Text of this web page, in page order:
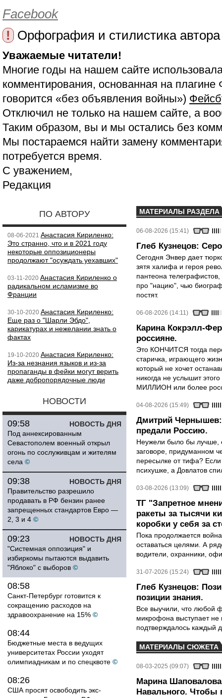
Facebook
!
Орфография и стилистика
Уважаемые читатели!
Многие годы на нашем сайте
комментирования, основанная на
говорится «без объявления войны»)
Отключил не только на нашем сайте, а
Таким образом, вы и мы остались без
Мы постараемся найти замену
потребуется время.
С уважением,
Редакция
ПО АВТОРУ
08-06-2021 Анастасия Кириленко:
Это странно, что и в 2021 году
некоторые оппозиционеры
продолжают "осуждать уехавших"
03-11-2020 Анастасия Кириленко о
радикальном исламизме во
Франции
30-10-2020 Анастасия Кириленко:
Еще раз о "Шарли Эбдо",
карикатурах и нежелании знать о
фактах
19-10-2020 Анастасия Кириленко:
Из-за незнания языков и из-за
пропаганды в фейки могут верить
даже добропорядочные люди
НОВОСТИ
НОВОСТЬ ДНЯ
09:58
Под аннексированным
Севастополем военный открыл
огонь по сослуживцам и жителям
села ©
НОВОСТЬ ДНЯ
09:38
Правительство разрешило
продавать в РФ бензин ранее
запрещенных стандартов Евро —
2, 3 и 4 ©
НОВОСТЬ ДНЯ
09:23
"Системная оппозиция" и
избиркомы пытаются выдавить
"Яблоко" с выборов ©
08:58
Санкт-Петербург готовится к
сокращению расходов на
здравоохранение на 15% ©
08:44
Бюджетные места в ведущих
университетах России уходят
олимпиадникам и по спецквоте ©
08:26
США просят освободить экс-
МАТЕРИАЛЫ РАЗДЕЛА
06-08-2026 (15:41)
Глеб Кузнецов:
Сегодня Энвер дает
зятя халифа и героя
пантеона
про "нацию", чью
постят.
06-08-2026 (14:11)
Карина Кокрэлл-
россияне.
Это КОНЧИТСЯ тогда
старичка, играющего
который не хочет
никогда не услышит
МИЛЛИОН или более
04-08-2026 (15:49)
Дмитрий Чернышев:
предали Россию.
Неужели было бы лучше,
заговоре, придуманном
пересылке от тифа?
психушке, а Довлатов
03-08-2026 (13:09)
ТГ "Запретное
ракеты за тысячи
коробки у себя за
Пока продолжается
оставаться целями. А
водители, охранники,
31-07-2026 (15:24)
Глеб Кузнецов:
позиции знания.
Все выучили, что любой
микрофона выступает не
подтверждалось каждый
МАТЕРИАЛЫ СЮЖЕТА
08-03-2025 (09:07)
Марина
Навального. Чтобы